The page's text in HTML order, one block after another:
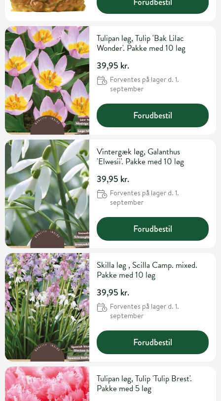
Tulipan løg, Tulip 'Bak Lilac
Wonder'. Pakke med 10 løg
39,95 kr.
Forventes på lager d. 1.
september
Forudbestil
Vintergæk løg, Galanthus
'Elwesii'. Pakke med 10 løg
39,95 kr.
Forventes på lager d. 1.
september
Forudbestil
Skilla løg , Scilla Camp. mixed.
Pakke med 10 løg
39,95 kr.
Forventes på lager d. 1.
september
Forudbestil
Tulipan løg, Tulip 'Tulip Brest'.
Pakke med 5 løg